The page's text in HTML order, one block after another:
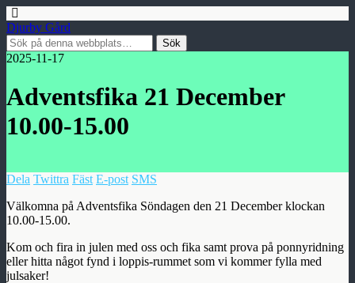
Djurby Gård
2025-11-17
Adventsfika 21 December
10.00-15.00
Dela Twittra Fäst E-post SMS
Välkomna på Adventsfika Söndagen den 21 December klockan
10.00-15.00.
Kom och fira in julen med oss och fika samt prova på ponnyridning
eller hitta något fynd i loppis-rummet som vi kommer fylla med
julsaker!